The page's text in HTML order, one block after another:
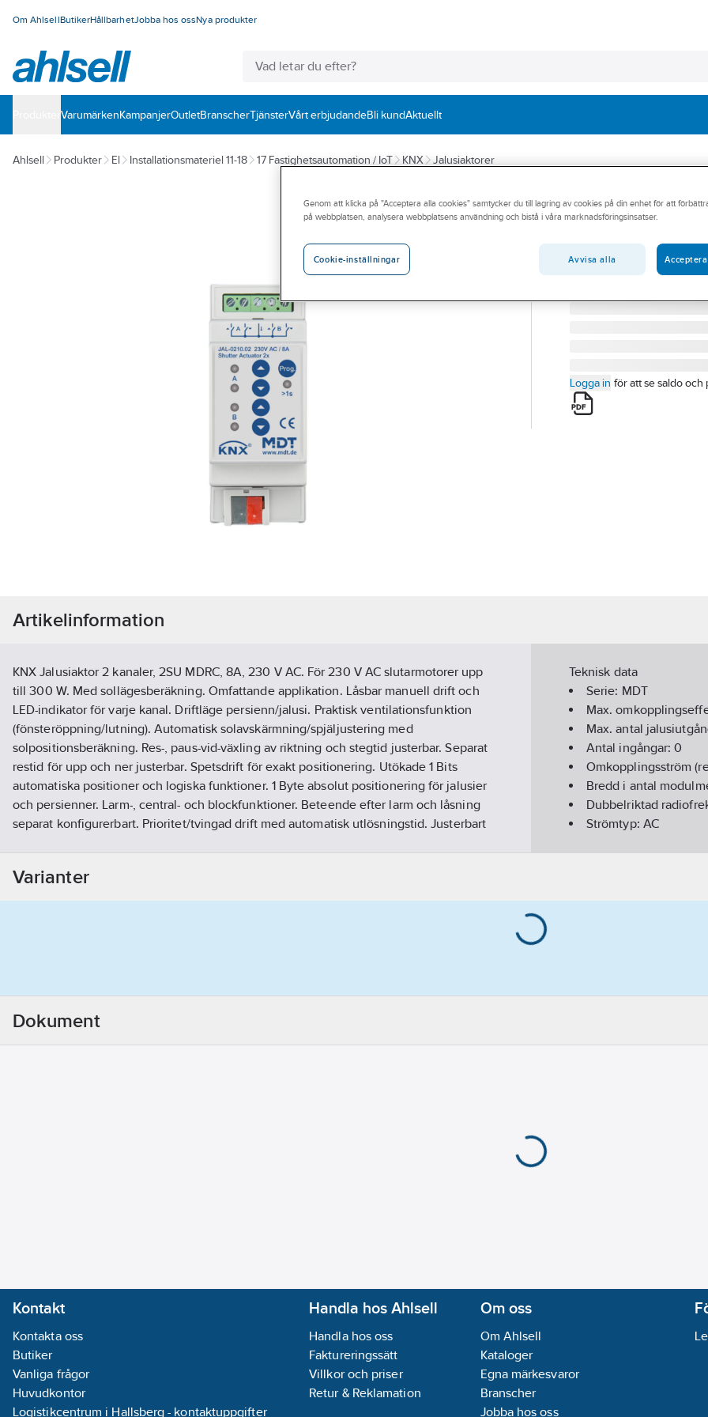
Om AhlsellButikerHållbarhetJobba hos ossNya produkter
VarumärkenKampanjerOutletBranscherTjänsterVårt erbjudandeBli kundAktuellt
Ahlsell Produkter El Installationsmateriel 11-18 17 Fastighetsautomation / IoT KNX Jalusiaktorer
MDT
Jalusiaktor 8A
JALUSIAKTOR 2K 8A
Artikelnummer:
1740902
JAL-0210.02
Logga in för att se saldo och
Artikelinformation
KNX Jalusiaktor 2 kanaler, 2SU MDRC, 8A, 230 V AC. För 230 V AC slutarmotorer upp
till 300 W. Med sollägesberäkning. Omfattande applikation. Låsbar manuell drift och
LED-indikator för varje kanal. Driftläge persienn/jalusi. Praktisk ventilationsfunktion
(fönsteröppning/lutning). Automatisk solavskärmning/spjäljustering med
solpositionsberäkning. Res-, paus-vid-växling av riktning och stegtid justerbar. Separat
restid för upp och ner justerbar. Spetsdrift för exakt positionering. Utökade 1 Bits
automatiska positioner och logiska funktioner. 1 Byte absolut positionering för jalusier
och persienner. Larm-, central- och blockfunktioner. Beteende efter larm och låsning
separat konfigurerbart. Prioritet/tvingad drift med automatisk utlösningstid. Justerbart
Artikelnummer:
Lev. artikelnr: JAL-0210.02
Teknisk data
Serie: MDT
Max.
Max. antal
Antal ingångar:0
Omkopplingsström
Bredd i antal
Dubbelriktad
Strömtyp: AC
Avtagbar bussmodul:
Bussystem
Varianter
Dokument
Kontakt
Kontakta oss
Butiker
Vanliga frågor
Huvudkontor
Logistikcentrum i Hallsberg - kontaktuppgifter
Handla hos Ahlsell
Handla hos oss
Faktureringssätt
Villkor och priser
Retur & Reklamation
Om oss
Om Ahlsell
Kataloger
Egna märkesvaror
Branscher
Jobba hos oss
Genom att klicka på "Acceptera alla cookies" samtycker du till lagring av cookies på din enhet för att
på webbplatsen, analysera webbplatsens användning och bistå i våra marknadsföringsinsatser.
Cookie-inställningar Avvisa alla